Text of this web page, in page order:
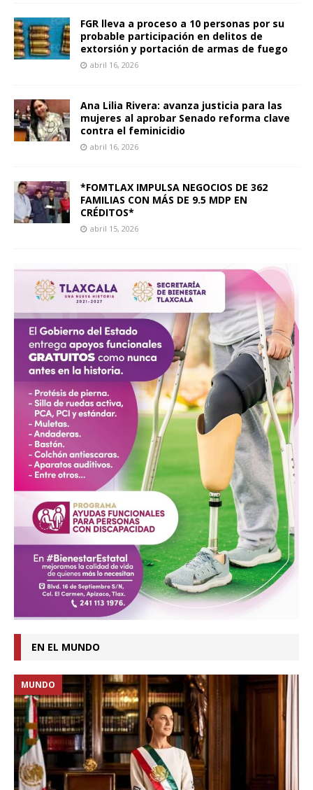
FGR lleva a proceso a 10 personas por su
probable participación en delitos de
extorsión y portación de armas de fuego
abril 16, 2026
Ana Lilia Rivera: avanza justicia para las
mujeres al aprobar Senado reforma clave
contra el feminicidio
abril 16, 2026
*FOMTLAX IMPULSA NEGOCIOS DE 362
FAMILIAS CON MÁS DE 9.5 MDP EN
CRÉDITOS*
abril 15, 2026
EN EL MUNDO
MUNDO